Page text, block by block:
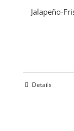
Jalapeño-
Details